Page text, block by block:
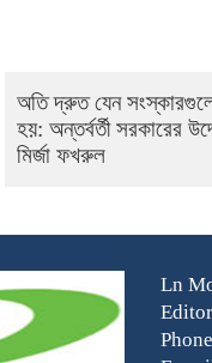
অতি দ্রুত যেন
হয়: অন্তর্বর্তী সরকারের
মির্জা ফখরুল
Ln